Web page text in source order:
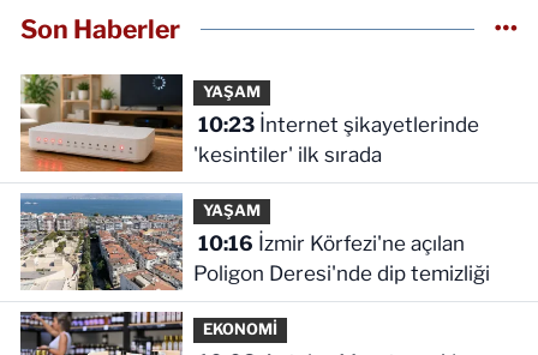
Son Haberler
YAŞAM
10:23İnternet şikayetlerinde
'kesintiler' ilk sırada
YAŞAM
10:16
Poligon Deresi'nde dip temizliği
EKONOMİ